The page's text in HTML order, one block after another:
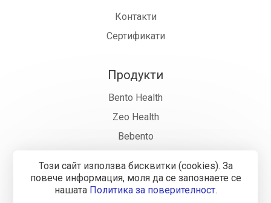
Контакти
Сертификати
Продукти
Bento Health
Zeo Health
Bebento
Къде да купя
Този сайт използва бисквитки (cookies). За
повече информация, моля да се запознаете се
нашaтa Политика за поверителност.